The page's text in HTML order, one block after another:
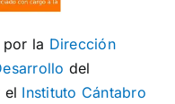
por la Dirección
del
el Instituto Cántabro